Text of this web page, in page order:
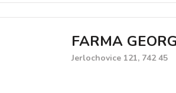
FARMA
Jerlochovice 121, 742 45